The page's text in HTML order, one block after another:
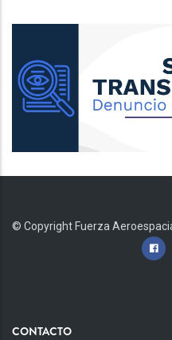
© Copyright Fuerza
CONTACTO